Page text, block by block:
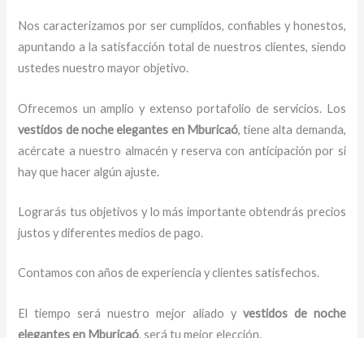
Nos caracterizamos por ser cumplidos, confiables y honestos,
apuntando a la satisfacción total de nuestros clientes, siendo
ustedes nuestro mayor objetivo.
Ofrecemos un amplio y extenso portafolio de servicios. Los
vestidos de noche elegantes en Mburicaó, tiene alta demanda,
acércate a nuestro almacén y reserva con anticipación por si
hay que hacer algún ajuste.
Lograrás tus objetivos y lo más importante obtendrás precios
justos y diferentes medios de pago.
Contamos con años de experiencia y clientes satisfechos.
El tiempo será nuestro mejor aliado y vestidos de noche
elegantesen Mburicaó, será tu mejor elección.